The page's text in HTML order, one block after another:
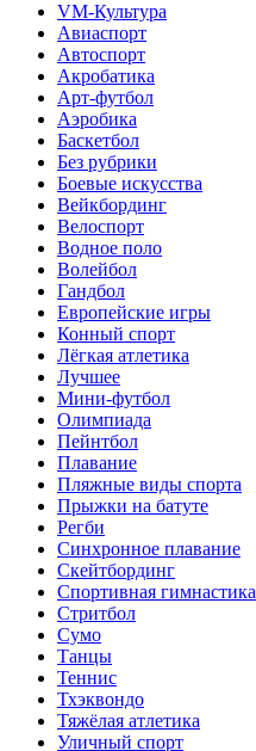
VM-Культура
Авиаспорт
Автоспорт
Акробатика
Арт-футбол
Аэробика
Баскетбол
Без рубрики
Боевые искусства
Вейкбординг
Велоспорт
Водное поло
Волейбол
Гандбол
Европейские игры
Конный спорт
Лёгкая атлетика
Лучшее
Мини-футбол
Олимпиада
Пейнтбол
Плавание
Пляжные виды спорта
Прыжки на батуте
Регби
Синхронное плавание
Скейтбординг
Спортивная гимнастика
Стритбол
Сумо
Танцы
Теннис
Тхэквондо
Тяжёлая атлетика
Уличный спорт